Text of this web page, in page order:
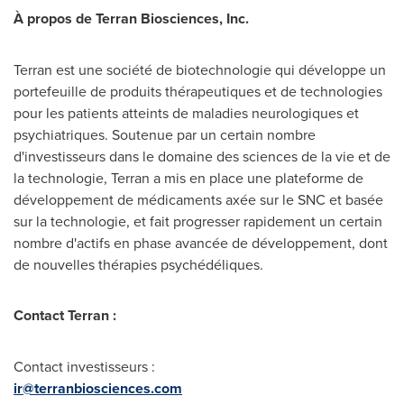
À propos de Terran Biosciences, Inc.
Terran est une société de biotechnologie qui développe un
portefeuille de produits thérapeutiques et de technologies
pour les patients atteints de maladies neurologiques et
psychiatriques. Soutenue par un certain nombre
d'investisseurs dans le domaine des sciences de la vie et de
la technologie, Terran a mis en place une plateforme de
développement de médicaments axée sur le SNC et basée
sur la technologie, et fait progresser rapidement un certain
nombre d'actifs en phase avancée de développement, dont
de nouvelles thérapies psychédéliques.
Contact Terran :
Contact investisseurs :
ir@terranbiosciences.com